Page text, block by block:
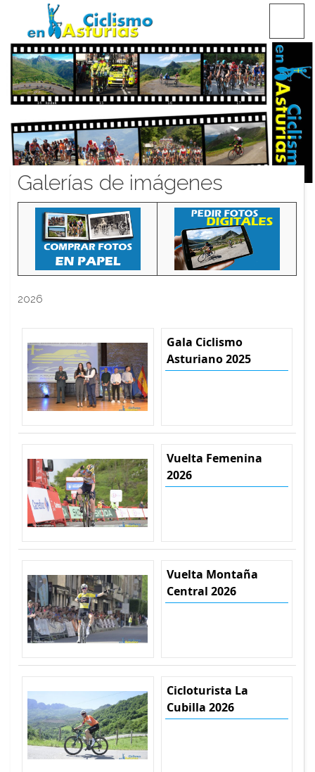
CICLISMO EN ASTURIAS
Galerías de imágenes
2026
Gala Ciclismo
Asturiano 2025
Vuelta Femenina
2026
Vuelta Montaña
Central 2026
Cicloturista La
Cubilla 2026